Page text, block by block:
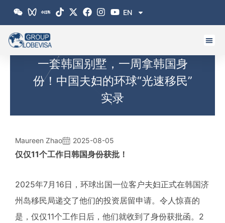
EN
一套韩国别墅，一周拿韩国身
份！中国夫妇的环球“光速移民”
实录
Maureen Zhao 2025-08-05
仅仅11个工作日韩国身份获批！
2025年7月16日，环球出国一位客户夫妇正式在韩国济
州岛移民局递交了他们的投资居留申请。令人惊喜的
是，仅仅11个工作日后，他们就收到了身份获批函。2